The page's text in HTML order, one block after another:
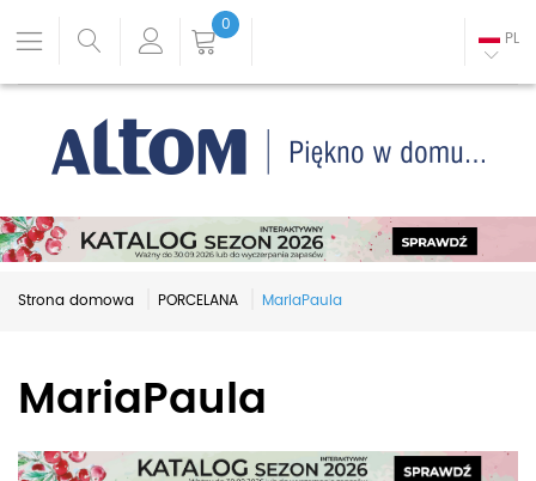
PL
0
Strona domowa PORCELANA MariaPaula
MariaPaula